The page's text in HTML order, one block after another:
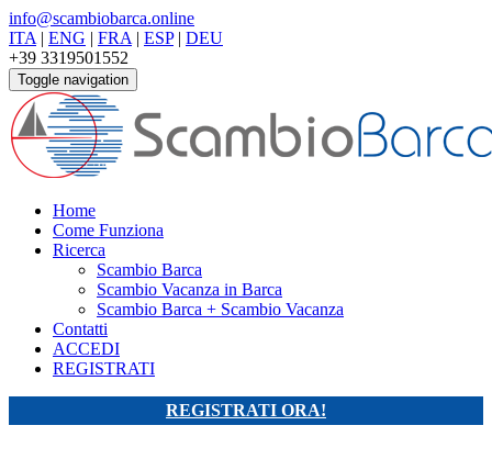
info@scambiobarca.online
ITA | ENG | FRA | ESP| DEU
+39 3319501552
Toggle navigation
Home
Come Funziona
Ricerca
Scambio Barca
Scambio Vacanza in Barca
Scambio Barca + Scambio Vacanza
Contatti
ACCEDI
REGISTRATI
REGISTRATI ORA!